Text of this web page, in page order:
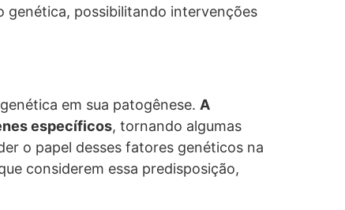
genética, possibilitando intervenções
em sua patogênese. A
específicos, tornando algumas
o papel desses fatores genéticos na
considerem essa predisposição,